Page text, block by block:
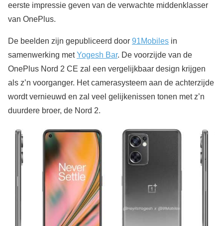
eerste impressie geven van de verwachte middenklasser
van OnePlus.
De beelden zijn gepubliceerd door 91Mobiles in
samenwerking metYogesh Bar. De voorzijde van de
OnePlus Nord 2 CE zal een vergelijkbaar design krijgen
als z’n voorganger. Het camerasysteem aan de achterzijde
wordt vernieuwd en zal veel gelijkenissen tonen met z’n
duurdere broer, de Nord 2.